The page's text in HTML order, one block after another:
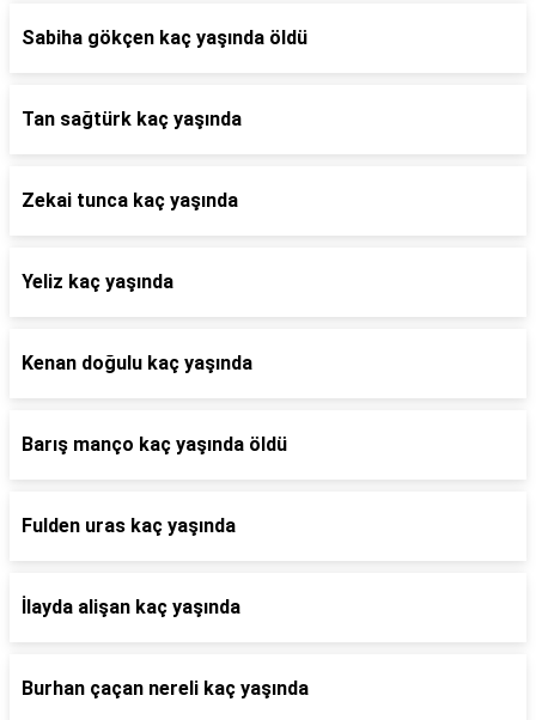
Sabiha gökçen kaç yaşında öldü
Tan sağtürk kaç yaşında
Zekai tunca kaç yaşında
Yeliz kaç yaşında
Kenan doğulu kaç yaşında
Barış manço kaç yaşında öldü
Fulden uras kaç yaşında
İlayda alişan kaç yaşında
Burhan çaçan nereli kaç yaşında